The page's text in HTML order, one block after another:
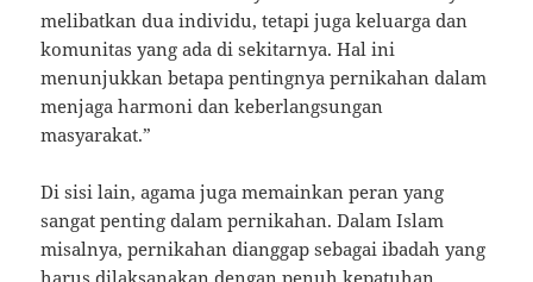
melibatkan dua individu, tetapi juga keluarga dan
komunitas yang ada di sekitarnya. Hal ini
menunjukkan betapa pentingnya pernikahan dalam
menjaga harmoni dan keberlangsungan
masyarakat.”
Di sisi lain, agama juga memainkan peran yang
sangat penting dalam pernikahan. Dalam Islam
misalnya, pernikahan dianggap sebagai ibadah yang
harus dilaksanakan dengan penuh kepatuhan